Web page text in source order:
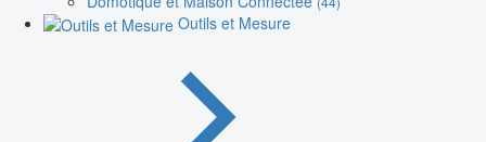
Outils et Mesure